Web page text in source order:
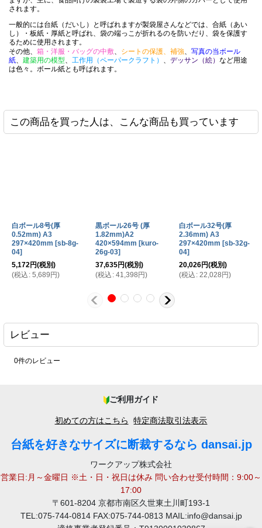
2026-05-07
購入商品：白ボール8号(厚0.52mm) B3 364×515mm
賞状をお渡しする際の持ち帰り用収納袋として貴社のOPP袋を
ましたが、賞状１枚だけでは折れ曲がってしまうので台紙とし
しました。 希望のサイズにカットしていただける、少数購入す
2026-04-17
購入商品：白ボール8号 142x230mm 1000枚
紙袋底用台紙。 値段及び規格。 丁度良いです。
2026-03-13
購入商品：
白ボール6号(厚0.40mm) A4 210×297mm
いです。 満足してます。
2026-02-20
購入商品
段ボール梱包時の仕切り。 発注のしやすさ。 問題ない。
購入商品：白ボール6号 220x310mm 300枚 / 白ボール6号
写真を入れます。 サイズを細かくできる点。 良いです。
購入商品：白ボール6号(厚0.40mm) B5 182x257mm
販売しているカードが折れないように包装と同梱するため。 コ
フォーマンスがよく、サイズの微調整も可能なため。 指定サイ
されます。
一般的には台紙（だいし）と呼ばれますが製袋屋さんなどでは、合紙（あい
し）・板紙・厚紙と呼ばれ、袋の端っこが折れるのを防いだり、袋を保護す
るために使用されます。
その他、 箱・洋服・バッグの中敷、 シートの保護、補強、 写真の当ボール
紙、 建築用の模型、 工作用（ペーパークラフト） 、 デッサン（絵） など用途
は色々。ボール紙とも呼ばれます。
この商品を買った人は、こんな商品も買っています
白ボール8号(厚
0.52mm) A3
297×420mm [sb-8g-
04]
5,172円(税別)
(税込 : 5,689 円)
黒ボール26号 (厚
1.82mm)A2
420×594mm [kuro-
26g-03]
37,635円(税別)
(税込 : 41,398 円)
白ボール32号(厚
2.36mm) A3
297×420mm [sb-32g-
04]
20,026円(税別)
(税込 : 22,028 円)
レビュー
0件のレビュー
ご利用ガイド
初めての方はこちら 特定商法取引法表示
台紙を好きなサイズに断裁するなら dansai.jp
ワークアップ株式会社
営業日:月～金曜日 ※土・日・祝日は休み 問い合わせ受付時間：9:00～
17:00
〒601-8204 京都市南区久世東土川町193-1
TEL:075-744-0814 FAX:075-744-0813 MAIL:info@dansai.jp